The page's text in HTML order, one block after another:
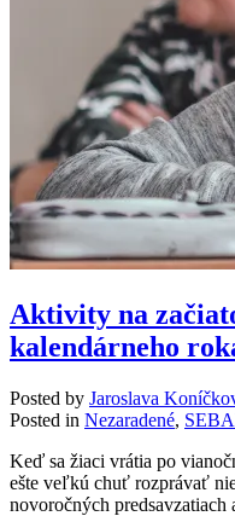
Aktivity na
kalendárneho
Posted by Jaroslava
Posted in Nezaradené,
Keď sa žiaci vrátia po
ešte veľkú chuť rozprávať
novoročných predsavzatiach